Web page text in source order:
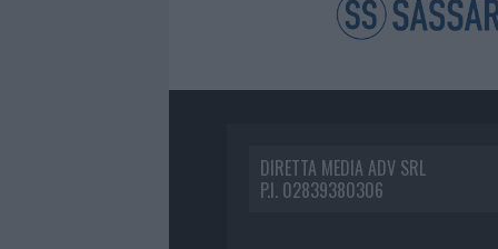
DIRETTA MEDIA ADV SRL
P.I. 02839380306